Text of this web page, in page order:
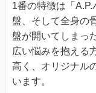
1番の特徴は「
盤、そして全身の
盤が開いてしまっ
広い悩みを抱える
高く、オリジナル
います。